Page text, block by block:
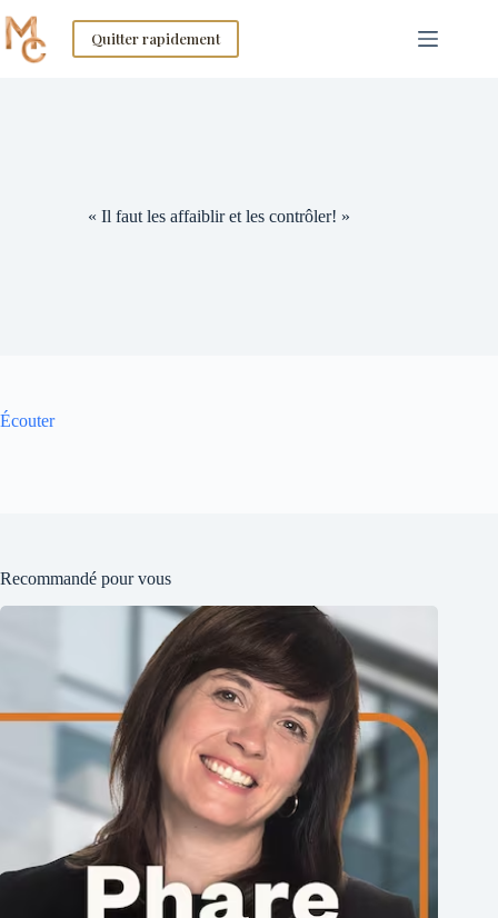
to
content
Quitter rapidement
« Il faut les affaiblir et les contrôler! »
Écouter
Recommandé pour vous